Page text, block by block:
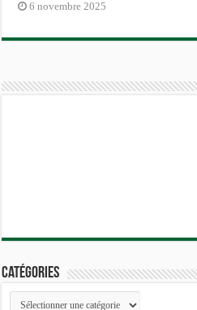
6 novembre 2025
Catégories
Catégories